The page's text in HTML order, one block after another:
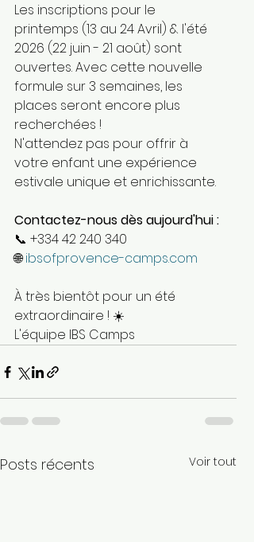
Les inscriptions pour le
printemps (13 au 24 Avril) & l'été
2026 (22 juin - 21 août) sont
ouvertes. Avec cette nouvelle
formule sur 3 semaines, les
places seront encore plus
recherchées !
N'attendez pas pour offrir à
votre enfant une expérience
estivale unique et enrichissante.
Contactez-nous dès aujourd'hui :
📞 +334 42 240 340
🌐 ibsofprovence-camps.com
À très bientôt pour un été
extraordinaire ! ☀️
L'équipe IBS Camps
Posts récents Voir tout